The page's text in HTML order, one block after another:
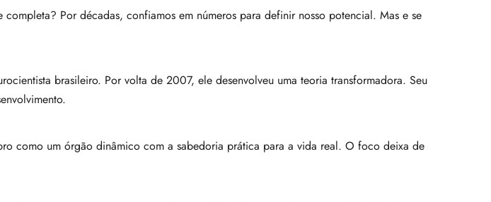
Por décadas, confiamos em números para definir nosso potencial. Mas e se
brasileiro. Por volta de 2007, ele desenvolveu uma teoria transformadora. Seu
como um órgão dinâmico com a sabedoria prática para a vida real. O foco deixa de